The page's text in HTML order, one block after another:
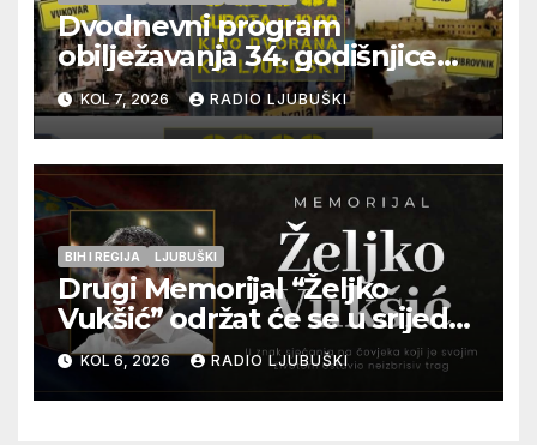
Dvodnevni program
obilježavanja 34. godišnjice
pogibije generala Blaža
Kraljevića i osmorice
pripadnika HOS-a
KOL 7, 2026 RADIO LJUBUŠKI
BIH I REGIJA LJUBUŠKI
Drugi Memorijal “Željko
Vukšić” održat će se u srijedu
12. kolovoza u Otoku
KOL 6, 2026 RADIO LJUBUŠKI